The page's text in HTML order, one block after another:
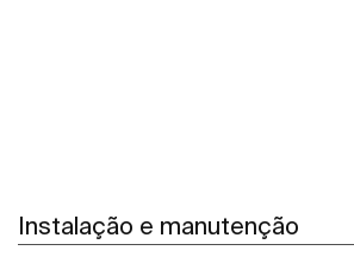
Instalação e manutenção